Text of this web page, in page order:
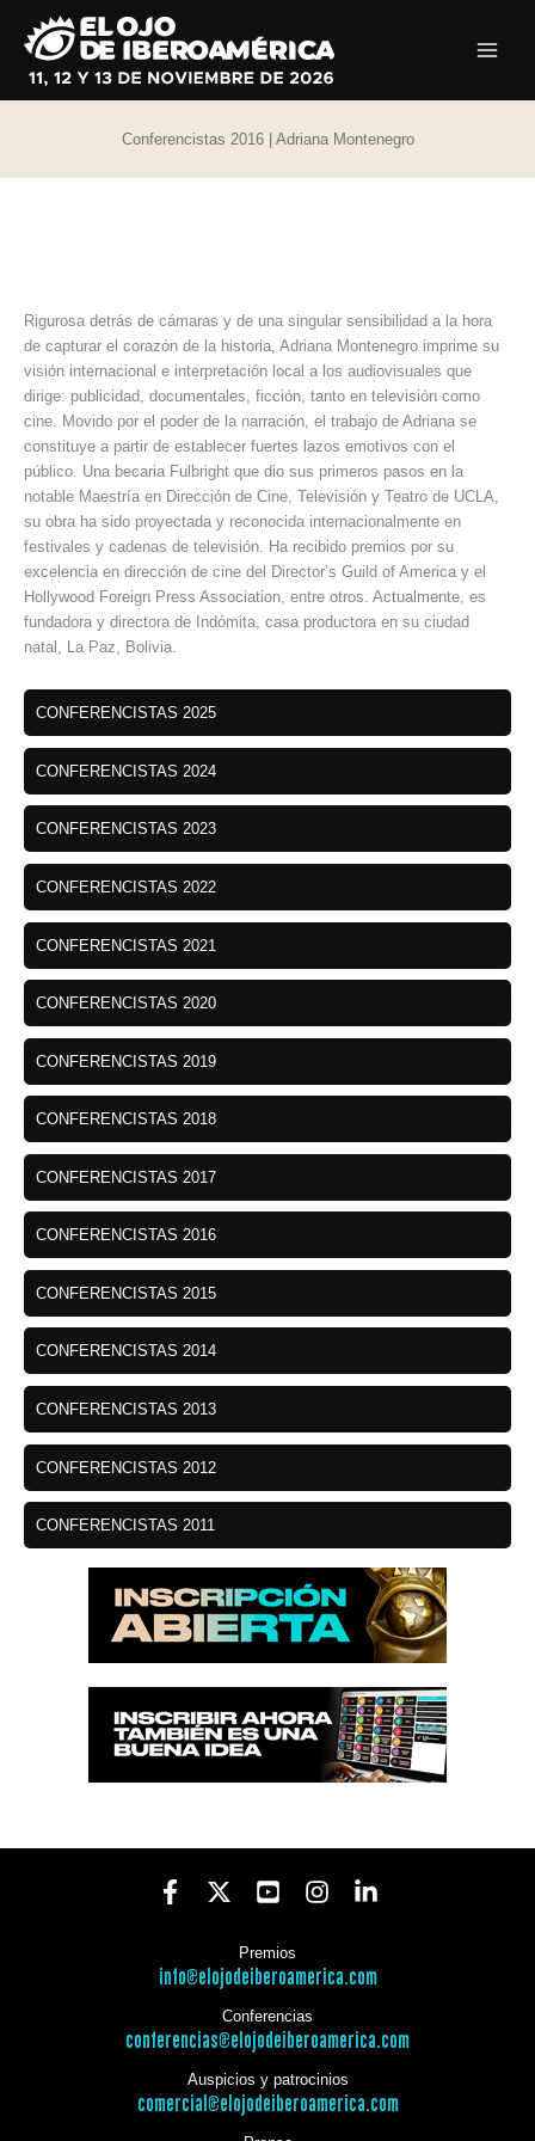
contenido
Conferencistas 2016 | Adriana Montenegro
Rigurosa detrás de cámaras y de una singular sensibilidad a la hora
de capturar el corazón de la historia, Adriana Montenegro imprime su
visión internacional e interpretación local a los audiovisuales que
dirige: publicidad, documentales, ficción, tanto en televisión como
cine. Movido por el poder de la narración, el trabajo de Adriana se
constituye a partir de establecer fuertes lazos emotivos con el
público. Una becaria Fulbright que dio sus primeros pasos en la
notable Maestría en Dirección de Cine, Televisión y Teatro de UCLA,
su obra ha sido proyectada y reconocida internacionalmente en
festivales y cadenas de televisión. Ha recibido premios por su
excelencia en dirección de cine del Director’s Guild of America y el
Hollywood Foreign Press Association, entre otros. Actualmente, es
fundadora y directora de Indómita, casa productora en su ciudad
natal, La Paz, Bolivia.
CONFERENCISTAS 2025
CONFERENCISTAS 2024
CONFERENCISTAS 2023
CONFERENCISTAS 2022
CONFERENCISTAS 2021
CONFERENCISTAS 2020
CONFERENCISTAS 2019
CONFERENCISTAS 2018
CONFERENCISTAS 2017
CONFERENCISTAS 2016
CONFERENCISTAS 2015
CONFERENCISTAS 2014
CONFERENCISTAS 2013
CONFERENCISTAS 2012
CONFERENCISTAS 2011
Premios
info@elojodeiberoamerica.com
Conferencias
conferencias@elojodeiberoamerica.com
Auspicios y patrocinios
comercial@elojodeiberoamerica.com